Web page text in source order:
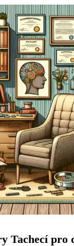
Tachecí pro